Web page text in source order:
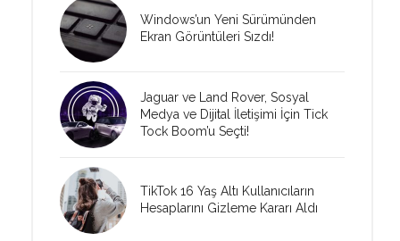
Windows’un Yeni Sürümünden
Ekran Görüntüleri Sızdı!
Jaguar ve Land Rover, Sosyal
Medya ve Dijital İletişimi İçin Tick
Tock Boom’u Seçti!
TikTok 16 Yaş Altı Kullanıcıların
Hesaplarını Gizleme Kararı Aldı